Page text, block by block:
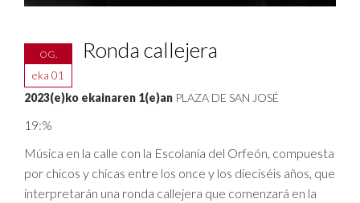
OG.
eka 01
Ronda callejera
2023(e)ko ekainaren 1(e)an PLAZA DE SAN JOSÉ
19:%
Música en la calle con la Escolanía del Orfeón, compuesta
por chicos y chicas entre los once y los dieciséis años, que
interpretarán una ronda callejera que comenzará en la